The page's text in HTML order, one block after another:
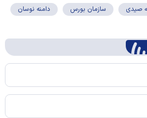
صیدی سازمان بورس
دامنه نوسان